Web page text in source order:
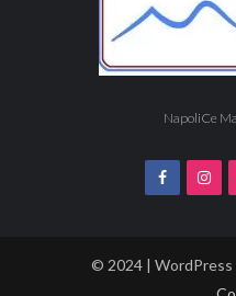
NapoliCe
© 2024 | WordPress